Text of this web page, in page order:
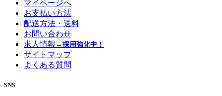
マイページへ
お支払い方法
配送方法・送料
お問い合わせ
求人情報 →採用強化中！
サイトマップ
よくある質問
SNS